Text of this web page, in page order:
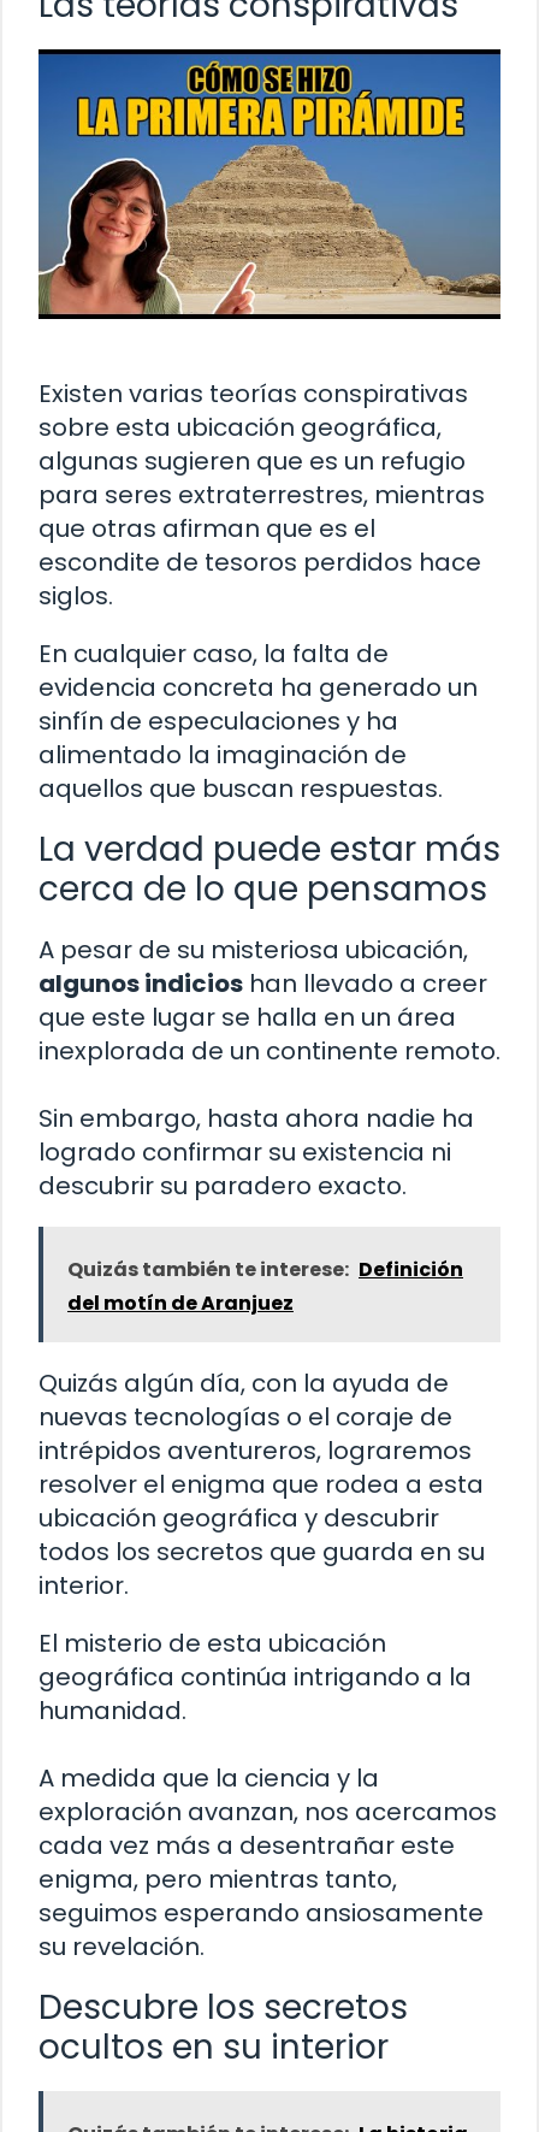
Existen varias teorías conspirativas
sobre esta ubicación geográfica,
algunas sugieren que es un refugio
para seres extraterrestres, mientras
que otras afirman que es el
escondite de tesoros perdidos hace
siglos.
En cualquier caso, la falta de
evidencia concreta ha generado un
sinfín de especulaciones y ha
alimentado la imaginación de
aquellos que buscan respuestas.
La verdad puede estar más
cerca de lo que pensamos
A pesar de su misteriosa ubicación,
algunos indicios han llevado a creer
que este lugar se halla en un área
inexplorada de un continente remoto.
Sin embargo, hasta ahora nadie ha
logrado confirmar su existencia ni
descubrir su paradero exacto.
Quizás también te interese: Definición
del motín de Aranjuez
Quizás algún día, con la ayuda de
nuevas tecnologías o el coraje de
intrépidos aventureros, lograremos
resolver el enigma que rodea a esta
ubicación geográfica y descubrir
todos los secretos que guarda en su
interior.
El misterio de esta ubicación
geográfica continúa intrigando a la
humanidad.
A medida que la ciencia y la
exploración avanzan, nos acercamos
cada vez más a desentrañar este
enigma, pero mientras tanto,
seguimos esperando ansiosamente
su revelación.
Descubre los secretos
ocultos en su interior